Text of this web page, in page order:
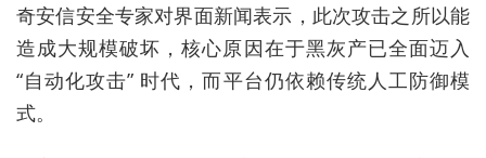
奇安信安全专家对界面新闻表示 ，此次攻击之所以能
造成大规模破坏，核心原因在于黑灰产已全面迈入
“自动化攻击” 时代，而平台仍依赖传统人工防御模
式。